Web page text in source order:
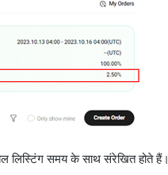
लिस्टिंग समय के साथ संरेखित होते